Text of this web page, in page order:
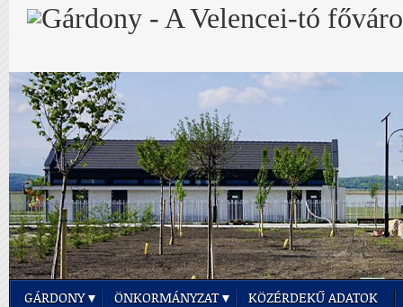
GÁRDONY ÖNKORMÁNYZAT KÖZÉRDEKŰ ADATOK